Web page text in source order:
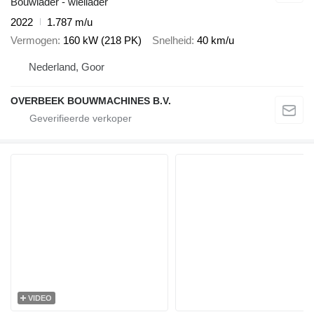
2022
1.787 m/u
Vermogen 160 kW (218 PK) Snelheid 40 km/u
Nederland, Goor
OVERBEEK BOUWMACHINES B.V.
VIDEO